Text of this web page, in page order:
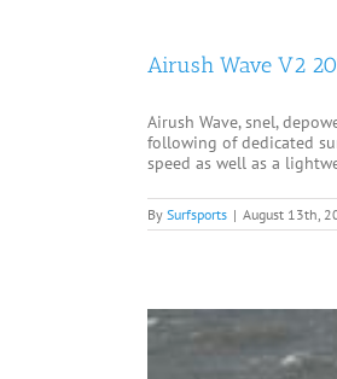
Airush Wave V2
Airush Wave, snel,
following of dedicated
speed as well as a
By Surfsports | August 13th,